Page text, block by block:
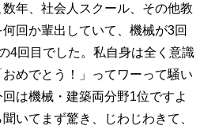
年、社会人スクール、その他教
回か輩出していて、機械が3回
4回目でした。私自身は全く意識
めでとう！」ってワーって騒い
は機械・建築両分野1位ですよ
いてまず驚き、じわじわきて、